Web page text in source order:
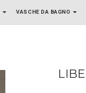
VASCHE DA BAGNO